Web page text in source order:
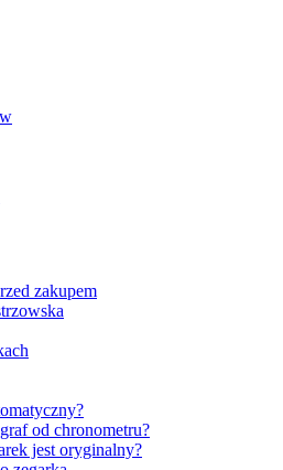
zakupem
od chronometru?
jest oryginalny?